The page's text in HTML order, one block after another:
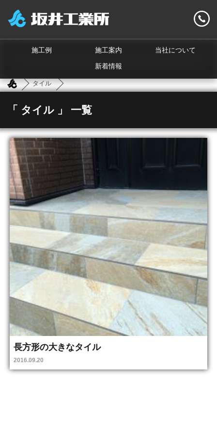
施工例 施工案内 当社について
新着情報
タイル
「 タイル 」 一覧
長方形の大きなタイル
2016.09.20